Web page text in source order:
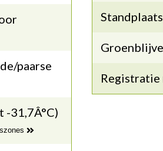
paarse
-31,7Â°C)
Registratie